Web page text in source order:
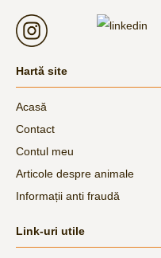
Hartă site
Acasă
Contact
Contul meu
Articole despre animale
Informații anti fraudă
Link-uri utile